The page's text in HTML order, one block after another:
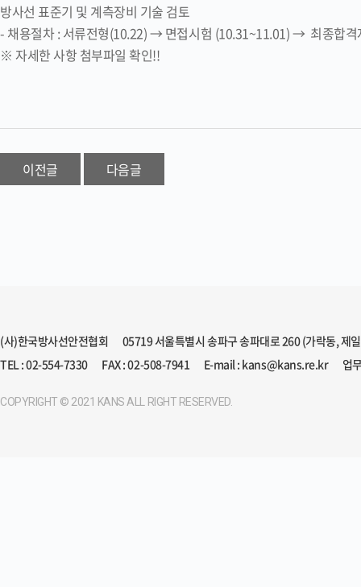
방사선 표준기 및 계측장비 기술 검토
- 채용절차 : 서류전형(10.22) → 면접시험 (10.31~11.01) → 최종합격
※ 자세한 사항 첨부파일 확인!!
이전글 다음글
(사)한국방사선안전협회
05719 서울특별시 송파구 송파대로 260 (가락동, 제
TEL : 02-554-7330
FAX : 02-508-7941 E-mail : kans@kans.re.kr 업
COPYRIGHT © 2021 KANS ALL RIGHT RESERVED.